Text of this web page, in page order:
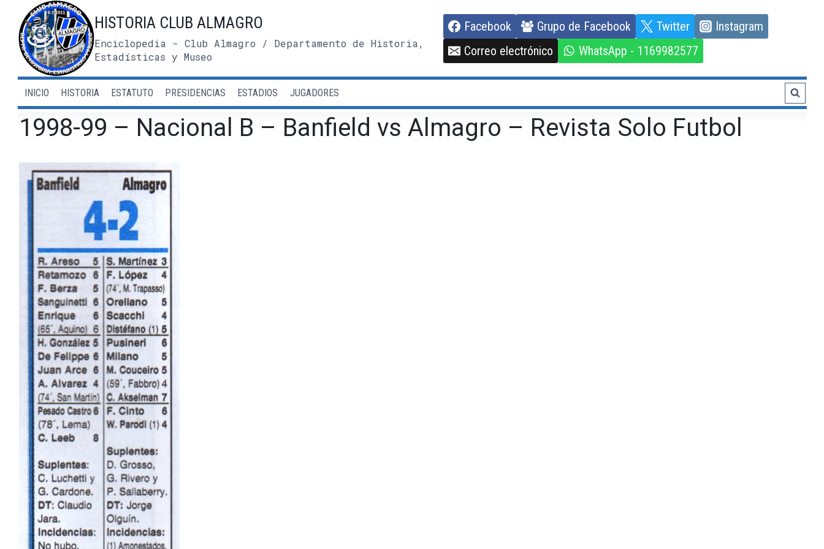
contenido
HISTORIA CLUB ALMAGRO
Enciclopedia - Club Almagro / Departamento de Historia,
Estadísticas y Museo
Facebook Grupo de Facebook Twitter
Instagram
Correo electrónico
WhatsApp - 1169982577
INICIO HISTORIA ESTATUTO PRESIDENCIAS ESTADIOS JUGADORES
1998-99 – Nacional B – Banfield vs Almagro – Revista Solo Futbol